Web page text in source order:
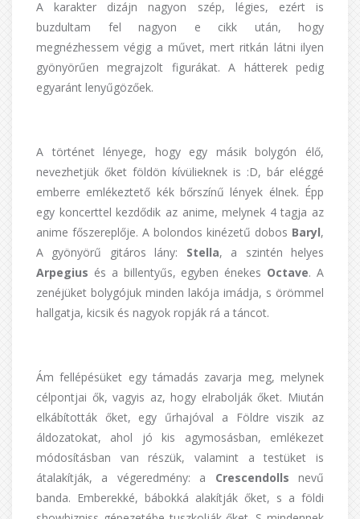
A karakter dizájn nagyon szép, légies, ezért is
buzdultam fel nagyon e cikk után, hogy
megnézhessem végig a művet, mert ritkán látni ilyen
gyönyörűen megrajzolt figurákat. A hátterek pedig
egyaránt lenyűgözőek.
A történet lényege, hogy egy másik bolygón élő,
nevezhetjük őket földön kívülieknek is :D, bár eléggé
emberre emlékeztető kék bőrszínű lények élnek. Épp
egy koncerttel kezdődik az anime, melynek 4 tagja az
anime főszereplője. A bolondos kinézetű dobos Baryl,
A gyönyörű gitáros lány: Stella, a szintén helyes
Arpegius és a billentyűs, egyben énekes Octave. A
zenéjüket bolygójuk minden lakója imádja, s örömmel
hallgatja, kicsik és nagyok ropják rá a táncot.
Ám fellépésüket egy támadás zavarja meg, melynek
célpontjai ők, vagyis az, hogy elrabolják őket. Miután
elkábították őket, egy űrhajóval a Földre viszik az
áldozatokat, ahol jó kis agymosásban, emlékezet
módosításban van részük, valamint a testüket is
átalakítják, a végeredmény: a Crescendollsnevű
banda. Emberekké, bábokká alakítják őket, s a földi